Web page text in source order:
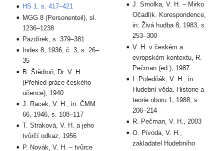
HS 1, s. 417–421
MGG 8 (Personenteil), sl.
1236–1238
Pazdírek, s. 379–381
Index 8, 1936, č. 3, s. 26–
35
B. Štědroň, Dr. V. H.
(Přehled práce českého
učence), 1940
J. Racek, V. H., in: ČMM
66, 1946, s. 108–117
T. Straková, V. H. a jeho
tvůrčí odkaz, 1956
P. Novák, V. H. – tvůrce
J. Smolka, V. H. – Mirko
Očadlík. Korespondence,
in: Živá hudba 8, 1983, s.
253–300
V. H. v českém a
evropském kontextu, R.
Pečman (ed.), 1987
I. Poledňák, V. H., in:
Hudební věda. Historie a
teorie oboru 1, 1988, s.
206–214
R. Pečman, V. H., 2003
O. Pivoda, V. H.,
zakladatel Hudebního